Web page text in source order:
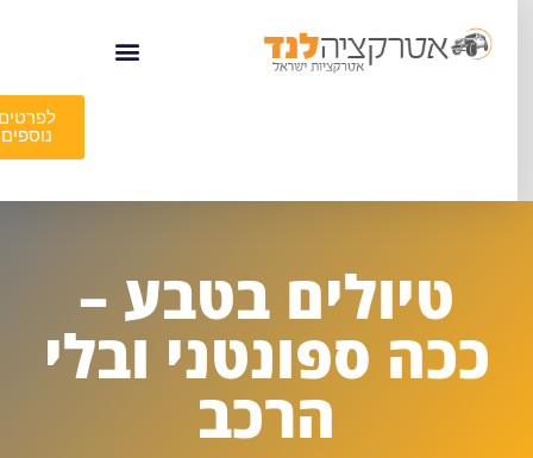
לפרטים
נוספים
טיולים בטבע –
ככה ספונטני ובלי
הרכב